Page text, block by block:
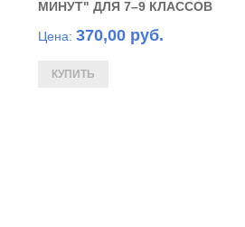
МИНУТ" ДЛЯ 7–9 КЛАССОВ
Цена: 370,00 руб.